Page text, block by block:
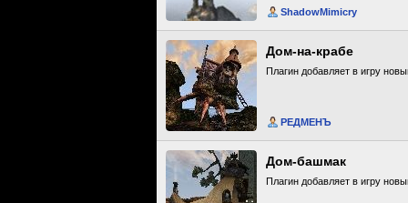
ShadowMimicry
Дом-на-крабе
Плагин добавляет в игру
РЕДМЕНЪ
Дом-башмак
Плагин добавляет в игру